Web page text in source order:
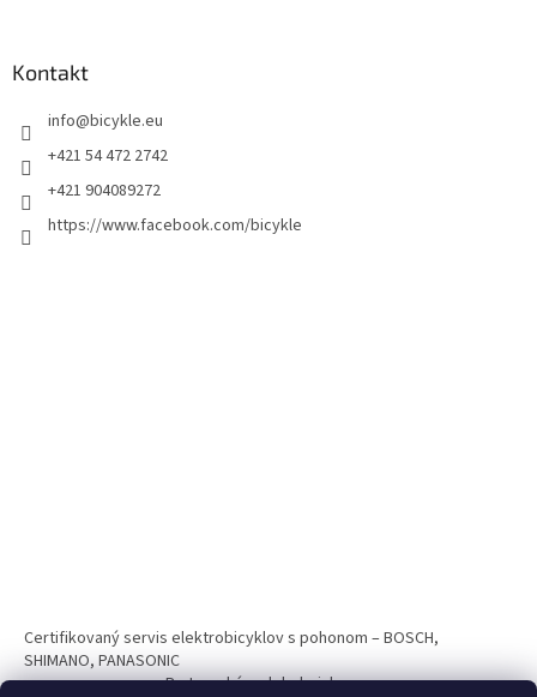
Kontakt
info@bicykle.eu
+421 54 472 2742
+421 904089272
https://www.facebook.com/bicykle
Certifikovaný servis elektrobicyklov s pohonom – BOSCH,
SHIMANO, PANASONIC
Partnerský web hokejshop.eu